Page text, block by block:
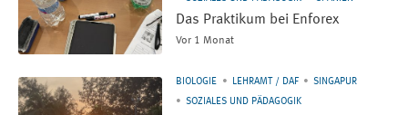
Das Praktikum bei Enforex
Vor 1 Monat
BIOLOGIE LEHRAMT / DAF
SINGAPUR
SOZIALES UND PÄDAGOGIK